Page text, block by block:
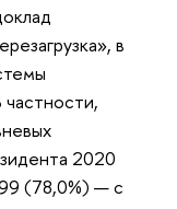
в
2020
(78,0%) — с